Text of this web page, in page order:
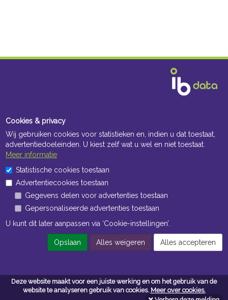
Deze website maakt voor een juiste werking en om het gebruik van de
website te analyseren gebruik van cookies. Meer over cookies.
Openingstijden Kantoor
ma t/m vr 8:30 uur tot 17:00 uur
Openingstijden Magazijn
ma t/m vr 7:00 uur tot 16:30 uur
Algemene voorwaarden
Cookies & privacy
Wij gebruiken cookies voor statistieken en, indien u dat toestaat,
advertentiedoeleinden. U kiest zelf wat u wel en niet toestaat.
Meer informatie
Statistische cookies toestaan
Advertentiecookies toestaan
Gegevens delen voor advertenties toestaan
Gepersonaliseerde advertenties toestaan
U kunt dit later aanpassen via ‘Cookie-instellingen’.
Opslaan Alles weigeren Alles accepteren